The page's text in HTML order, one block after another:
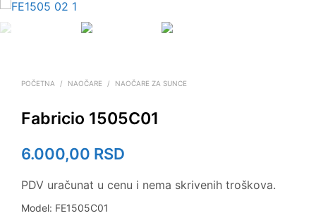
POČETNA / NAOČARE / NAOČARE ZA SUNCE
Fabricio 1505C01
6.000,00 RSD
PDV uračunat u cenu i nema skrivenih troškova.
Model: FE1505C01